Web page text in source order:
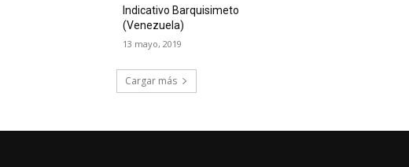
Indicativo Barquisimeto
(Venezuela)
13 mayo, 2019
Cargar más